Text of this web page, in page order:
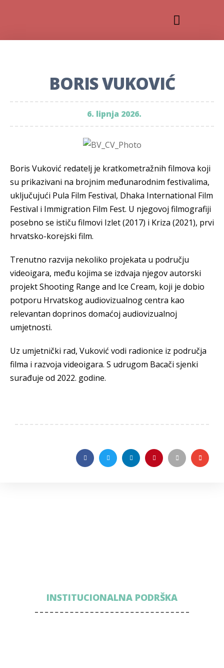
BORIS VUKOVIĆ
6. lipnja 2026.
Boris Vuković redatelj je kratkometražnih filmova koji
su prikazivani na brojnim međunarodnim festivalima,
uključujući Pula Film Festival, Dhaka International Film
Festival i Immigration Film Fest. U njegovoj filmografiji
posebno se ističu filmovi Izlet (2017) i Kriza (2021), prvi
hrvatsko-korejski film.
Trenutno razvija nekoliko projekata u području
videoigara, među kojima se izdvaja njegov autorski
projekt Shooting Range and Ice Cream, koji je dobio
potporu Hrvatskog audiovizualnog centra kao
relevantan doprinos domaćoj audiovizualnoj
umjetnosti.
Uz umjetnički rad, Vuković vodi radionice iz područja
filma i razvoja videoigara. S udrugom Bacači sjenki
surađuje od 2022. godine.
INSTITUCIONALNA PODRŠKA